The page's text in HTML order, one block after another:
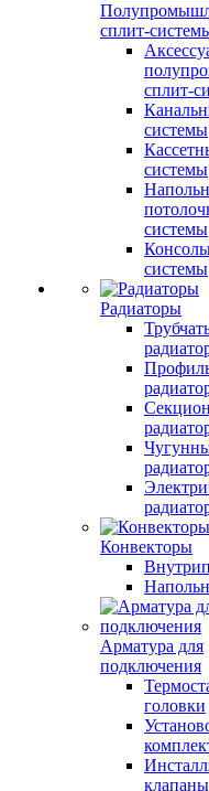
сплит-
сплит-
системы
системы
системы
системы
Радиаторы
Конвекторы
Арматура для
подключения
головки